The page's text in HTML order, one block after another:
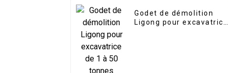
Godet de démolition
Ligong pour excavatrice